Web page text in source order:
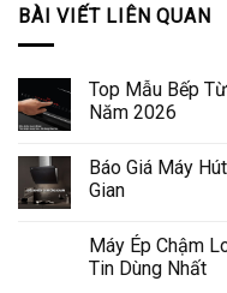
BÀI VIẾT LIÊN QUAN
Top Mẫu Bếp
Năm 2026
Báo Giá Máy
Gian
Máy Ép Chậm
Tin Dùng Nhất